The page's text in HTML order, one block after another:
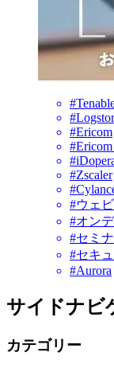
#Ericom
#Zscaler
#ウェ
#オン
#セミ
#セキ
#Aurora
サイドナビ
カテゴリー